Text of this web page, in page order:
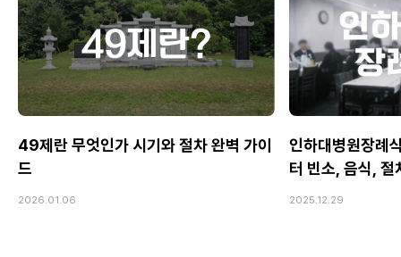
49제란 무엇인가 시기와 절차 완벽 가이
드
2026.01.06
인하대병원장례
터 빈소, 음식, 절
2025.12.29